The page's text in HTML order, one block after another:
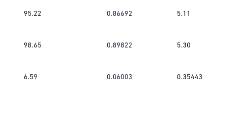
95.22 0.86692 5.11
98.65 0.89822 5.30
6.59 0.06003 0.35443